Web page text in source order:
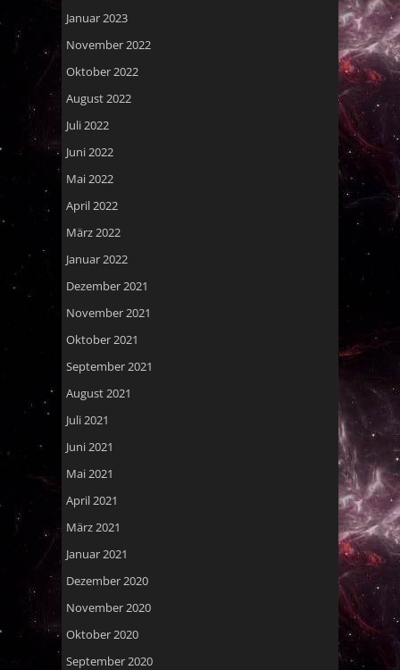
Januar 2023
November 2022
Oktober 2022
August 2022
Juli 2022
Juni 2022
Mai 2022
April 2022
März 2022
Januar 2022
Dezember 2021
November 2021
Oktober 2021
September 2021
August 2021
Juli 2021
Juni 2021
Mai 2021
April 2021
März 2021
Januar 2021
Dezember 2020
November 2020
Oktober 2020
September 2020